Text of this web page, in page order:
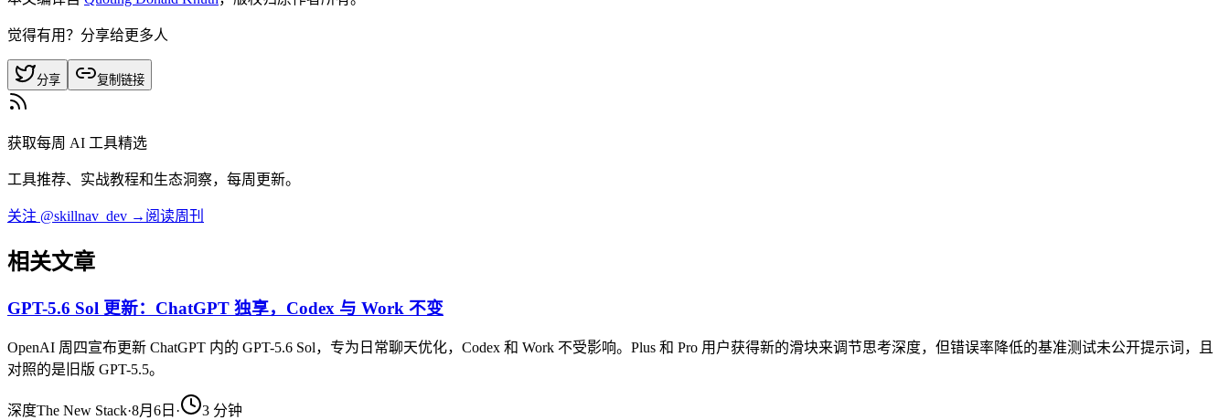
觉得有用？分享给更多人
分享 复制链接
获取每周 AI 工具精选
工具推荐、实战教程和生态洞察，每周更新。
关注 @skillnav_dev → 阅读周刊
相关文章
GPT-5.6 Sol 更新：ChatGPT 独享，Codex 与 Work 不变
OpenAI 周四宣布更新 ChatGPT 内的 GPT-5.6 Sol，专为日常聊天优化，Codex 和 Work 不受影响。Plus 和 Pro 用户获得新的滑块来调节思考深度，但错误率降低的基准测试未公开提示词，且
对照的是旧版 GPT-5.5。
深度The New Stack·8月6日 · 3 分钟